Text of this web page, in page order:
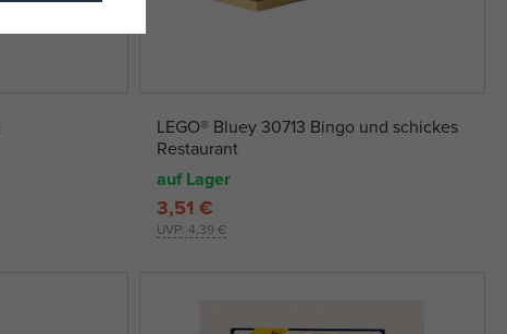
LEGO® Bluey 30713 Bingo und schickes
Restaurant
auf Lager
UVP: 4,39 €
3,51 €